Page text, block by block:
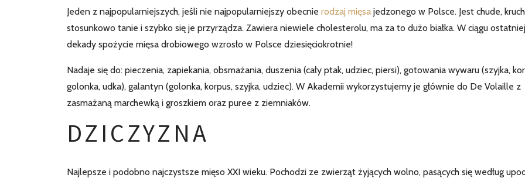
Jeden z najpopularniejszych, jeśli nie najpopularniejszy obecnie rodzaj mięsa jedzonego w Polsce. Jest chude,
stosunkowo tanie i szybko się je przyrządza. Zawiera niewiele cholesterolu, ma za to dużo białka. W ciągu ostatniej
dekady spożycie mięsa drobiowego wzrosło w Polsce dziesięciokrotnie!
Nadaje się do: pieczenia, zapiekania, obsmażania, duszenia (cały ptak, udziec, piersi), gotowania wywaru (szyjka,
golonka, udka), galantyn (golonka, korpus, szyjka, udziec). W Akademii wykorzystujemy je głównie do De Volaille z
zasmażaną marchewką i groszkiem oraz puree z ziemniaków.
DZICZYZNA
Najlepsze i podobno najczystsze mięso XXI wieku. Pochodzi ze zwierząt żyjących wolno, pasących się według